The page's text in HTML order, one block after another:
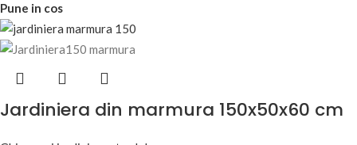
Pune in cos
Jardiniera din marmura 150x50x60 cm